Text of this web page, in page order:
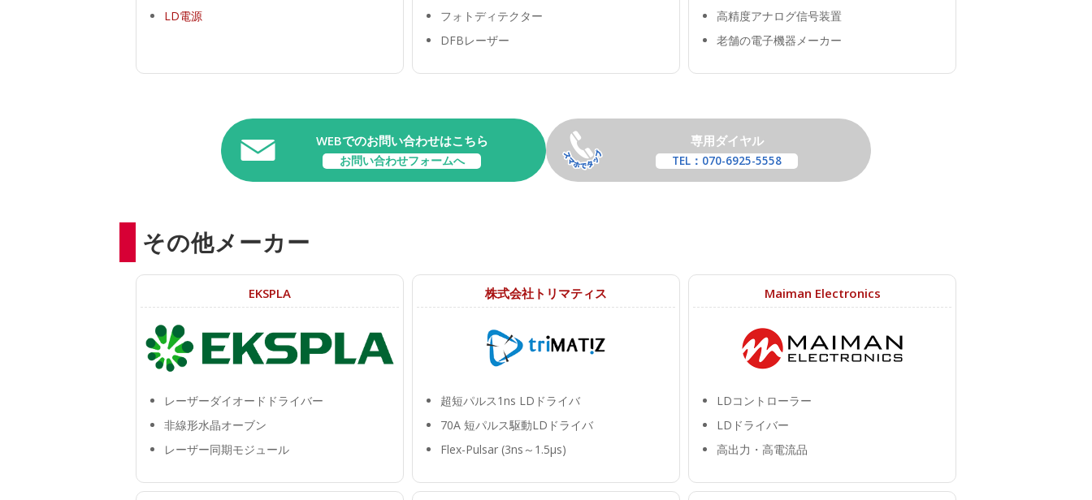
LD電源
フォトディテクター
DFBレーザー
高精度アナログ信号装置
老舗の電子機器メーカー
WEBでのお問い合わせはこちら
お問い合わせフォームへ
専用ダイヤル
TEL：070-6925-5558
その他メーカー
EKSPLA
レーザーダイオードドライバー
非線形水晶オーブン
レーザー同期モジュール
株式会社トリマティス
超短パルス1ns LDドライバ
70A 短パルス駆動LDドライバ
Flex-Pulsar (3ns～1.5μs)
Maiman Electronics
LDコントローラー
LDドライバー
高出力・高電流品